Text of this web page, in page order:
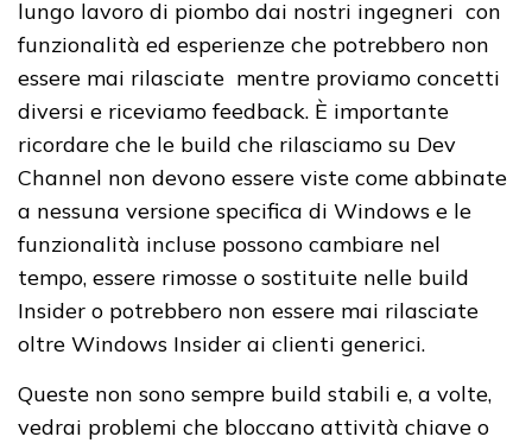
lungo lavoro di piombo dai nostri ingegneri con
funzionalità ed esperienze che potrebbero non
essere mai rilasciate mentre proviamo concetti
diversi e riceviamo feedback. È importante
ricordare che le build che rilasciamo su Dev
Channel non devono essere viste come abbinate
a nessuna versione specifica di Windows e le
funzionalità incluse possono cambiare nel
tempo, essere rimosse o sostituite nelle build
Insider o potrebbero non essere mai rilasciate
oltre Windows Insider ai clienti generici.
Queste non sono sempre build stabili e, a volte,
vedrai problemi che bloccano attività chiave o